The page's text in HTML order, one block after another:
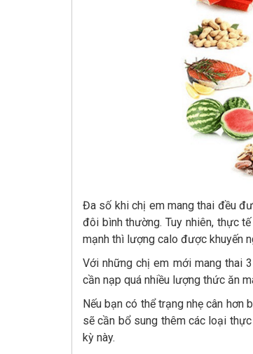
Đa số khi chị em mang thai đều
đôi bình thường. Tuy nhiên, thực
mạnh thì lượng calo được khuyến
Với những chị em mới mang thai
cần nạp quá nhiều lượng thức ăn
Nếu bạn có thể trạng nhẹ cân hơn
sẽ cần bổ sung thêm các loại
kỳ này.